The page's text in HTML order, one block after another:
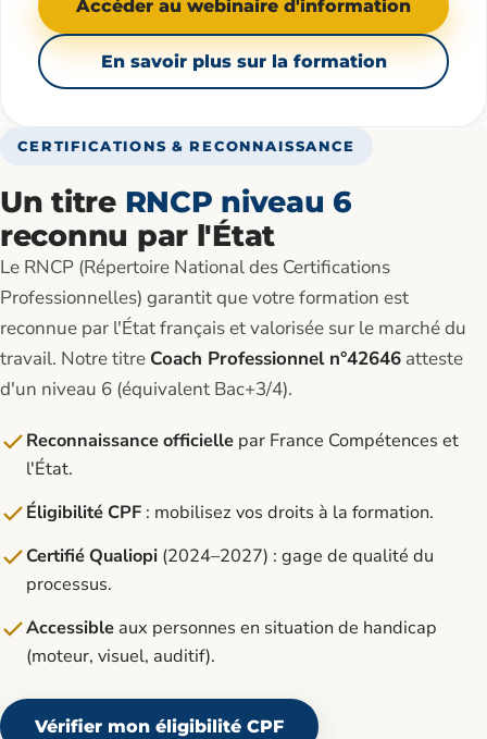
Accéder au webinaire d'information
En savoir plus sur la formation
CERTIFICATIONS & RECONNAISSANCE
Un titre RNCP niveau 6
reconnu par l'État
Le RNCP (Répertoire National des Certifications
Professionnelles) garantit que votre formation est
reconnue par l'État français et valorisée sur le marché du
travail. Notre titre Coach Professionnel n°42646 atteste
d'un niveau 6 (équivalent Bac+3/4).
Reconnaissance officielle par France Compétences et
l'État.
Éligibilité CPF : mobilisez vos droits à la formation.
Certifié Qualiopi (2024–2027) : gage de qualité du
processus.
Accessible aux personnes en situation de handicap
(moteur, visuel, auditif).
Vérifier mon éligibilité CPF